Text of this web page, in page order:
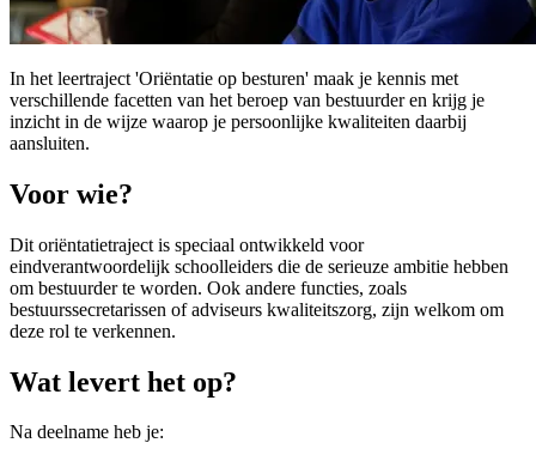
In het leertraject 'Oriëntatie op besturen' maak je kennis met
verschillende facetten van het beroep van bestuurder en krijg je
inzicht in de wijze waarop je persoonlijke kwaliteiten daarbij
aansluiten.
Voor wie?
Dit oriëntatietraject is speciaal ontwikkeld voor
eindverantwoordelijk schoolleiders die de serieuze ambitie hebben
om bestuurder te worden. Ook andere functies, zoals
bestuurssecretarissen of adviseurs kwaliteitszorg, zijn welkom om
deze rol te verkennen.
Wat levert het op?
Na deelname heb je: